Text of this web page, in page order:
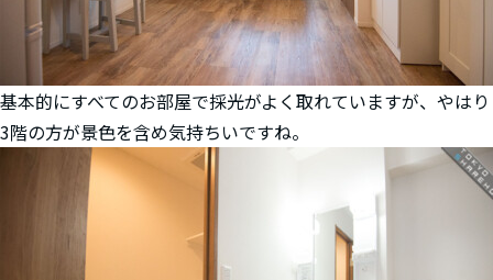
基本的にすべてのお部屋で採光がよく取れていますが、やはり
3階の方が景色を含め気持ちいですね。